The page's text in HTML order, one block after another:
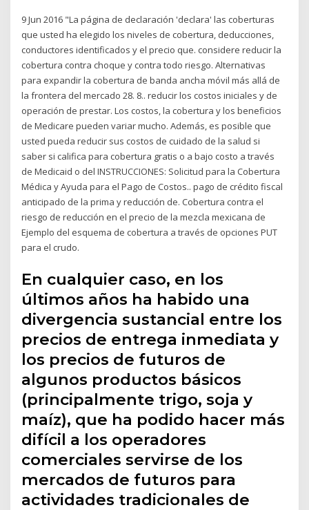
9 Jun 2016 "La página de declaración 'declara' las coberturas
que usted ha elegido los niveles de cobertura, deducciones,
conductores identificados y el precio que. considere reducir la
cobertura contra choque y contra todo riesgo. Alternativas
para expandir la cobertura de banda ancha móvil más allá de
la frontera del mercado 28. 8.. reducir los costos iniciales y de
operación de prestar. Los costos, la cobertura y los beneficios
de Medicare pueden variar mucho. Además, es posible que
usted pueda reducir sus costos de cuidado de la salud si
saber si califica para cobertura gratis o a bajo costo a través
de Medicaid o del INSTRUCCIONES: Solicitud para la Cobertura
Médica y Ayuda para el Pago de Costos.. pago de crédito fiscal
anticipado de la prima y reducción de. Cobertura contra el
riesgo de reducción en el precio de la mezcla mexicana de
Ejemplo del esquema de cobertura a través de opciones PUT
para el crudo.
En cualquier caso, en los
últimos años ha habido una
divergencia sustancial entre los
precios de entrega inmediata y
los precios de futuros de
algunos productos básicos
(principalmente trigo, soja y
maíz), que ha podido hacer más
difícil a los operadores
comerciales servirse de los
mercados de futuros para
actividades tradicionales de